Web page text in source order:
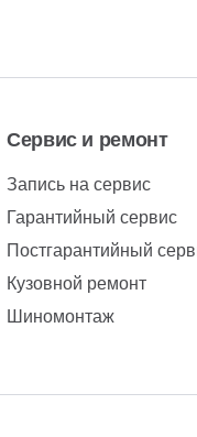
Сервис и ремонт
Запись на сервис
Гарантийный сервис
Постгарантийный
Кузовной ремонт
Шиномонтаж